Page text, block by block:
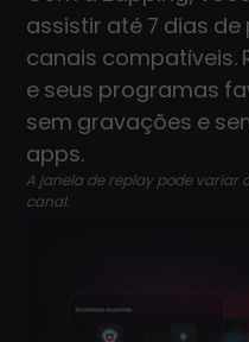
assistir até 7 dias
canais compatíveis.
e seus programas
sem gravações e
apps.
A janela de replay pode variar
canal.